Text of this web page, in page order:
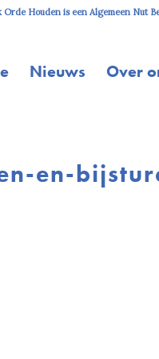
Houden is een Algemeen Nut
Nieuws Over
en-